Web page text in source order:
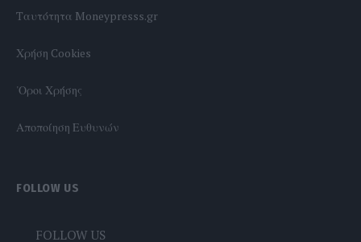
Tαυτότητα Moneypresss.gr
Χρήση Cookies
'Οροι Χρήσης
Αποποίηση Ευθυνών
FOLLOW US
FOLLOW US